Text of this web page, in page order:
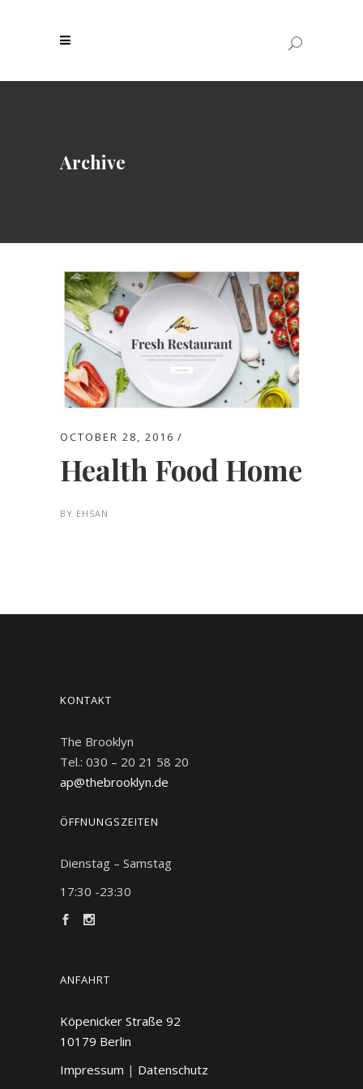
Archive
OCTOBER 28, 2016
Health Food Home
BY EHSAN
KONTAKT
The Brooklyn
Tel.: 030 – 20 21 58 20
ap@thebrooklyn.de
ÖFFNUNGSZEITEN
Dienstag – Samstag
17:30 -23:30
ANFAHRT
Köpenicker Straße 92
10179 Berlin
Impressum | Datenschutz